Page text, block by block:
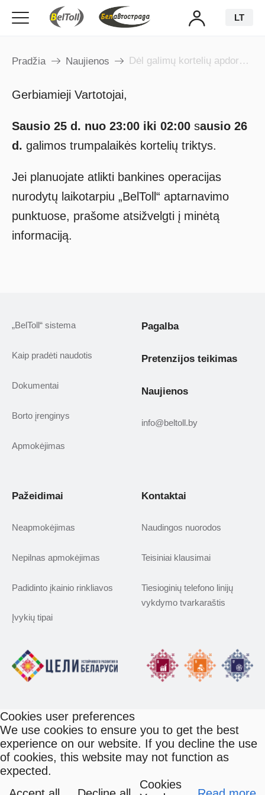
LT
Pradžia Naujienos Dėl galimų kortelių apdorojimo trikčių sausio 25 d.
Gerbiamieji Vartotojai,
Sausio 25 d. nuo 23:00 iki 02:00sausio 26
d. galimos trumpalaikės kortelių triktys.
Jei planuojate atlikti bankines operacijas
nurodytų laikotarpiu „BelToll“ aptarnavimo
punktuose, prašome atsižvelgti į minėtą
informaciją.
„BelToll“ sistema
Kaip pradėti naudotis
Dokumentai
Borto įrenginys
Apmokėjimas
Pagalba
Pretenzijos teikimas
Naujienos
info@beltoll.by
Pažeidimai
Neapmokėjimas
Nepilnas apmokėjimas
Padidinto įkainio rinkliavos
Įvykių tipai
Kontaktai
Naudingos nuorodos
Teisiniai klausimai
Tiesioginių telefono linijų
vykdymo tvarkaraštis
Cookies user preferences
We use cookies to ensure you to get the best
experience on our website. If you decline the use
of cookies, this website may not function as
expected.
Cookies